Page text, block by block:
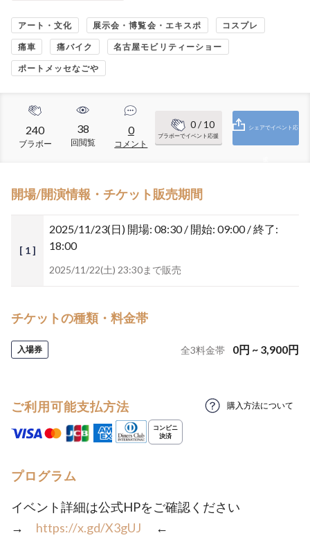
アート・文化 展示会・博覧会・エキスポ コスプレ
痛車 痛バイク 名古屋モビリティーショー
ポートメッセなごや
240
ブラボー
38
回閲覧
0
コメント
0/ 10
ブラボーでイベント応援
シェアでイベント応
開場/開演情報・チケット販売期間
[ 1 ]
2025/11/23(日) 開場: 08:30 / 開始: 09:00 / 終了:
18:00
2025/11/22(土) 23:30まで販売
チケットの種類・料金帯
入場券 全3料金帯 0円 ~ 3,900円
ご利用可能支払方法 購入方法について
プログラム
イベント詳細は公式HPをご確認ください
→ https://x.gd/X3gUJ ←